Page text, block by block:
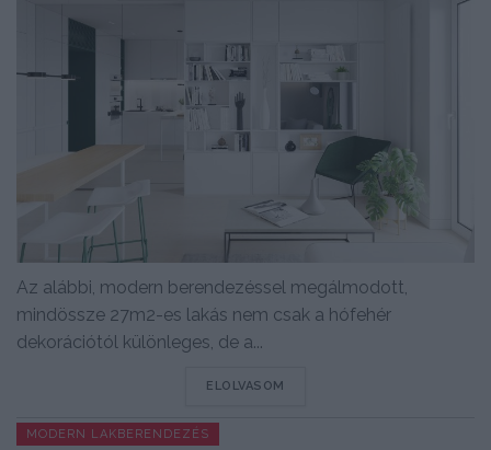
Az alábbi, modern berendezéssel megálmodott,
mindössze 27m2-es lakás nem csak a hófehér
dekorációtól különleges, de a...
ELOLVASOM
MODERN LAKBERENDEZÉS